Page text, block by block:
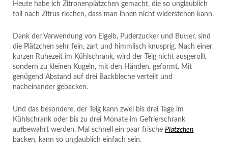
Heute habe ich Zitronenplätzchen gemacht, die so unglaublich
toll nach Zitrus riechen, dass man ihnen nicht widerstehen kann.
Dank der Verwendung von Eigelb, Puderzucker und Butter, sind
die Plätzchen sehr fein, zart und himmlisch knusprig. Nach einer
kurzen Ruhezeit im Kühlschrank, wird der Teig nicht ausgerollt
sondern zu kleinen Kugeln, mit den Händen, geformt. Mit
genügend Abstand auf drei Backbleche verteilt und
nacheinander gebacken.
Und das besondere, der Teig kann zwei bis drei Tage im
Kühlschrank oder bis zu drei Monate im Gefrierschrank
aufbewahrt werden. Mal schnell ein paar frischePlätzchen
backen, kann so unglaublich einfach sein.